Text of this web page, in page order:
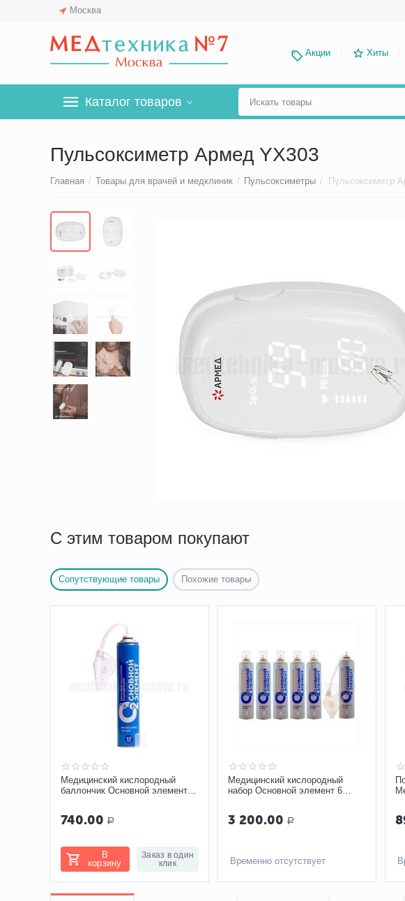
Москва
Акции Хиты
Каталог товаров
Пульсоксиметр Армед YX303
Главная / Товары для врачей и медклиник / Пульсоксиметры / Пульсоксиметр
С этим товаром покупают
Сопутствующие товары Похожие товары
Медицинский кислородный
баллончик Основной элемент
740.00 Р
В
корзину
Заказ в один
клик
Медицинский кислородный
набор Основной элемент 6
3 200.00 Р
Временно отсутствует